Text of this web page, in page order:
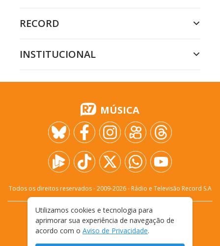
RECORD
INSTITUCIONAL
MÚSICA
Todos os direitos reservados - 2009-2026- Rádio e Televisão Record S.A
FALE CONOSCO
PRIVACIDADE
TERMOS E CONDIÇÕES DE USO
Utilizamos cookies e tecnologia para
aprimorar sua experiência de navegação de
acordo com o Aviso de Privacidade.